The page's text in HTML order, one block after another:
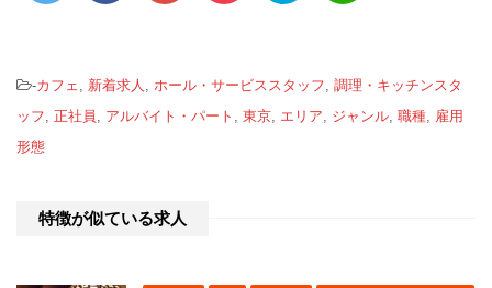
-カフェ , 新着求人 , ホール・サービススタッフ, 調理・キッチンスタ
ッフ, 正社員 , アルバイト・パート , 東京, エリア, ジャンル, 職種, 雇用
形態
特徴が似ている求人